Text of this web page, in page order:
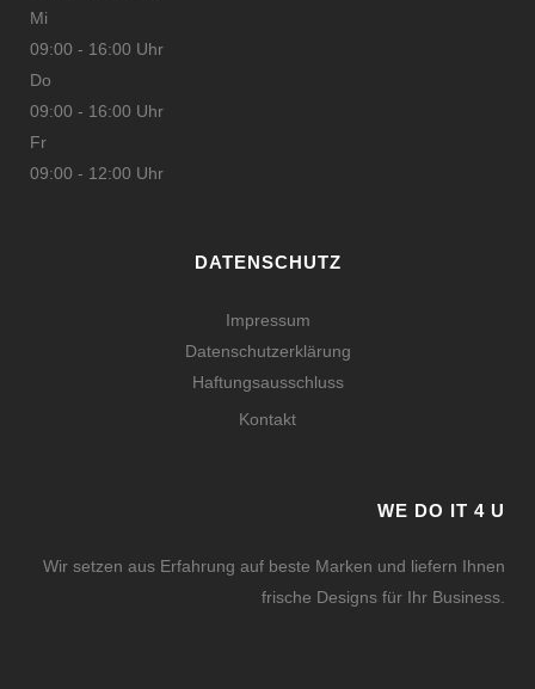
Mi
09:00 - 16:00 Uhr
Do
09:00 - 16:00 Uhr
Fr
09:00 - 12:00 Uhr
DATENSCHUTZ
Impressum
Datenschutzerklärung
Haftungsausschluss
Kontakt
WE DO IT 4 U
Wir setzen aus Erfahrung auf beste Marken und liefern Ihnen
frische Designs für Ihr Business.